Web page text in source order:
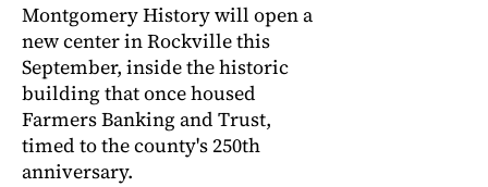
Montgomery History will open a
new center in Rockville this
September, inside the historic
building that once housed
Farmers Banking and Trust,
timed to the county's 250th
anniversary.